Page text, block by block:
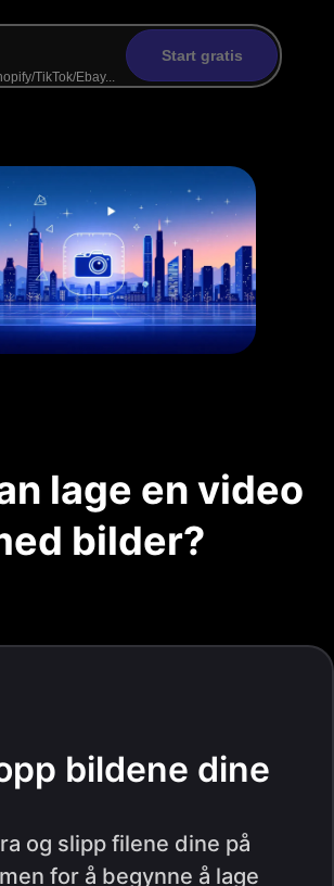
Start gratis
lage en video
bilder?
bildene dine
og slipp filene dine på
for å begynne å lage